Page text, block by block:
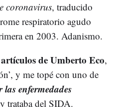
coronavirus, traducido
respiratorio agudo
en 2003. Adanismo.
artículos de Umberto Eco,
y me topé con uno de
enfermedades
trataba del SIDA.